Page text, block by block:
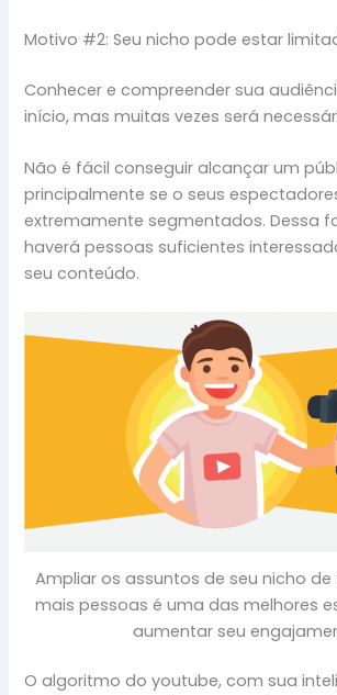
Motivo #2: Seu nicho pode estar
Conhecer e compreender sua
início, mas muitas vezes será
Não é fácil conseguir alcançar um
principalmente se o seus
extremamente segmentados. Dessa
haverá pessoas suficientes
seu conteúdo.
Ampliar os assuntos de seu nicho
mais pessoas é uma das melhores
aumentar seu
O algoritmo do youtube, com sua